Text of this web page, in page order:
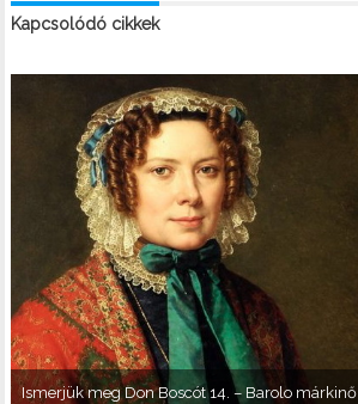
Kapcsolódó cikkek
Ismerjük meg Don Boscót 14. – Barolo márkinő